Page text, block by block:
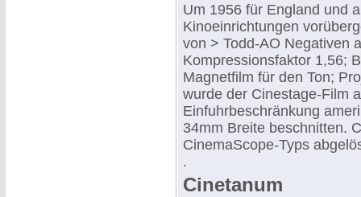
Um 1956 für England und
Kinoeinrichtungen
von > Todd-AO Negativen
Kompressionsfaktor 1,56;
Magnetfilm für den Ton;
wurde der Cinestage-Film
Einfuhrbeschränkung
34mm Breite beschnitten.
CinemaScope-Typs
.
Cinetanum